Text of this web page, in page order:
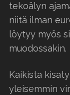
tekoälyn
niitä ilman
löytyy myös
muodossakin.
Kaikista
yleisemmin